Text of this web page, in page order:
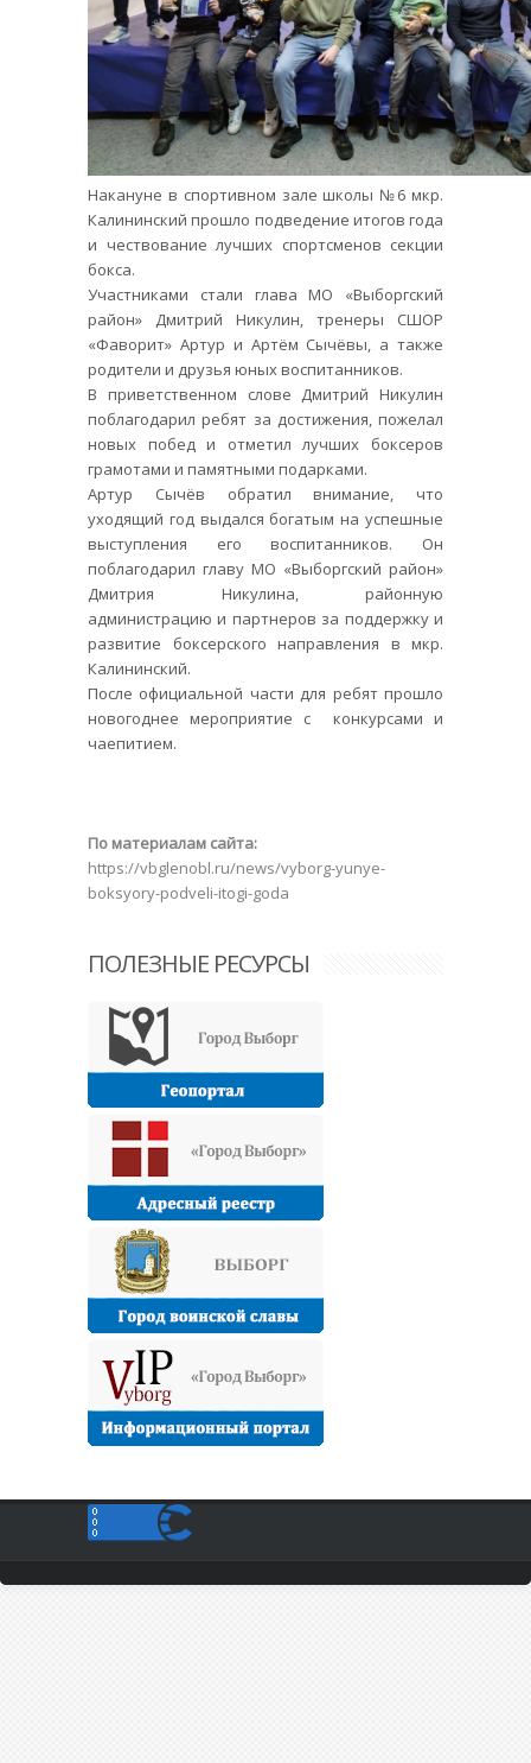
Накануне в спортивном зале школы №6 мкр.
Калининский прошло подведение итогов года
и чествование лучших спортсменов секции
бокса.
Участниками стали глава МО «Выборгский
район» Дмитрий Никулин, тренеры СШОР
«Фаворит» Артур и Артём Сычёвы, а также
родители и друзья юных воспитанников.
В приветственном слове Дмитрий Никулин
поблагодарил ребят за достижения, пожелал
новых побед и отметил лучших боксеров
грамотами и памятными подарками.
Артур Сычёв обратил внимание, что
уходящий год выдался богатым на успешные
выступления его воспитанников. Он
поблагодарил главу МО «Выборгский район»
Дмитрия Никулина, районную
администрацию и партнеров за поддержку и
развитие боксерского направления в мкр.
Калининский.
После официальной части для ребят прошло
новогоднее мероприятие с конкурсами и
чаепитием.
По материалам сайта:
https://vbglenobl.ru/news/vyborg-yunye-
boksyory-podveli-itogi-goda
ПОЛЕЗНЫЕ РЕСУРСЫ